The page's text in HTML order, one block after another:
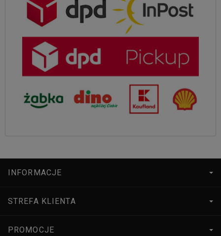
INFORMACJE
STREFA KLIENTA
PROMOCJE